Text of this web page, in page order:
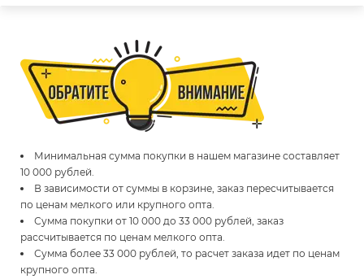
Минимальная сумма покупки в нашем магазине составляет
10 000 рублей.
В зависимости от суммы в корзине, заказ пересчитывается
по ценам мелкого или крупного опта.
Сумма покупки от 10 000 до 33 000 рублей, заказ
рассчитывается по ценам мелкого опта.
Сумма более 33 000 рублей, то расчет заказа идет по ценам
крупного опта.